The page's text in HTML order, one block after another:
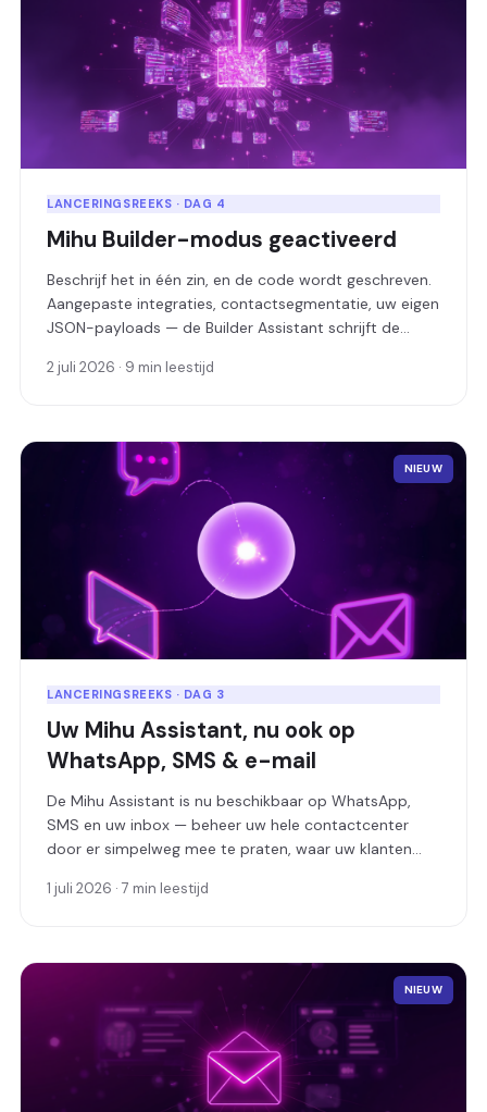
LANCERINGSREEKS · DAG 4
Mihu Builder-modus geactiveerd
Beschrijf het in één zin, en de code wordt geschreven.
Aangepaste integraties, contactsegmentatie, uw eigen
JSON-payloads — de Builder Assistant schrijft de
u een URL.
2 juli 2026 · 9 min leestijd
NIEUW
LANCERINGSREEKS · DAG 3
Uw Mihu Assistant, nu ook op
WhatsApp, SMS & e-mail
De Mihu Assistant is nu beschikbaar op WhatsApp,
SMS en uw inbox — beheer uw hele contactcenter
door er simpelweg mee te praten, waar uw klanten
1 juli 2026 · 7 min leestijd
NIEUW